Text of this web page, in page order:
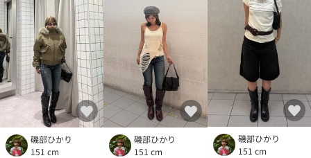
磯部ひかり
151 cm
磯部ひかり
151 cm
磯部ひかり
151 cm